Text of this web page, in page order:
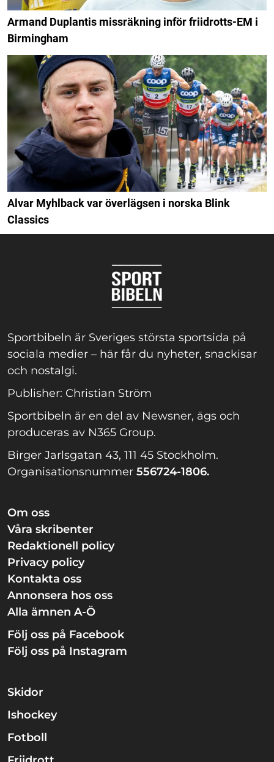
Armand Duplantis missräkning inför friidrotts-EM i
Birmingham
Alvar Myhlback var överlägsen i norska Blink
Classics
Sportbibeln är Sveriges största sportsida på
sociala medier – här får du nyheter, snackisar
och nostalgi.
Publisher: Christian Ström
Sportbibeln är en del av Newsner, ägs och
produceras av N365 Group.
Birger Jarlsgatan 43, 111 45 Stockholm.
Organisationsnummer 556724-1806.
Om oss
Våra skribenter
Redaktionell policy
Privacy policy
Kontakta oss
Annonsera hos oss
Alla ämnen A-Ö
Följ oss på Facebook
Följ oss på Instagram
Skidor
Ishockey
Fotboll